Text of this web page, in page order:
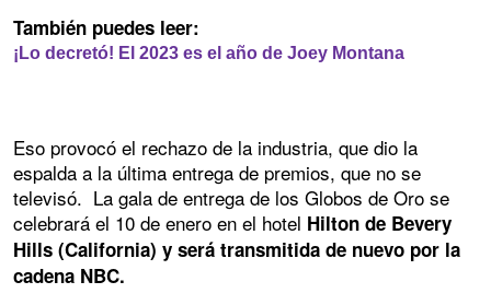
También puedes leer:
¡Lo decretó! El 2023 es el año de Joey Montana
Eso provocó el rechazo de la industria, que dio la
espalda a la última entrega de premios, que no se
televisó. La gala de entrega de los Globos de Oro se
celebrará el 10 de enero en el hotel Hilton de Bevery
Hills (California) y será transmitida de nuevo por la
cadena NBC.